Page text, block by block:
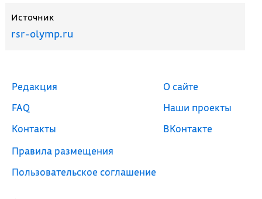
Источник
rsr-olymp.ru
Редакция
FAQ
Контакты
Правила размещения
Пользовательское соглашение
О сайте
Наши проекты
ВКонтакте